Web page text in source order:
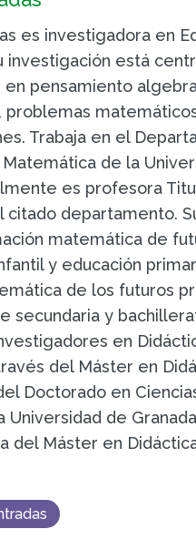
es investigadora en
investigación está
pensamiento
problemas
Trabaja en el
de la
es profesora
citado departamento.
matemática de
y educación
de los futuros
secundaria y
en
del Máster en
Doctorado en
Universidad de
del Máster en